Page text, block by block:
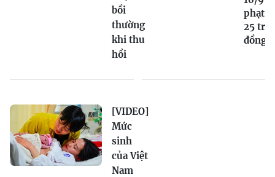
bồi
thường
khi thu
hồi
phạt
25
đồng
[VIDEO]
Mức
sinh
của Việt
Nam